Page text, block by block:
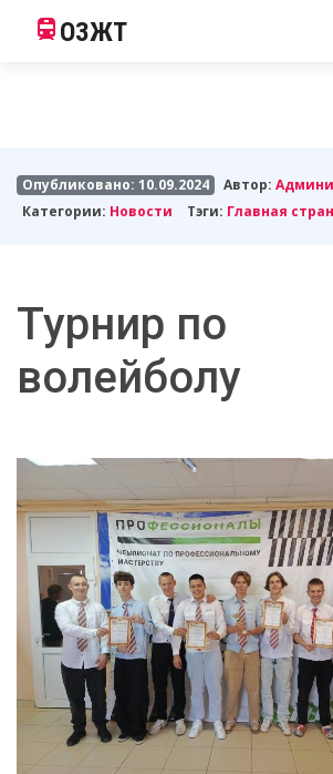
ОЗЖТ
Опубликовано: 10.09.2024 Автор:
Категории: Новости Тэги: Главная
Турнир по
волейболу